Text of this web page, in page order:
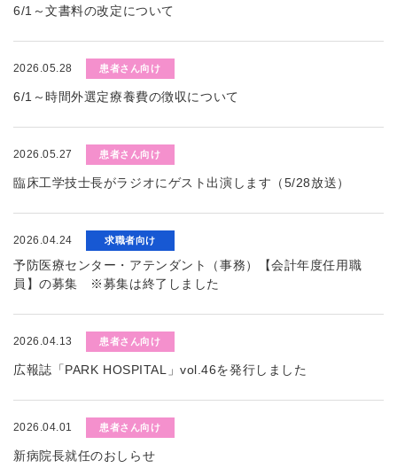
6/1～文書料の改定について
2026.05.28 患者さん向け
6/1～時間外選定療養費の徴収について
2026.05.27 患者さん向け
臨床工学技士長がラジオにゲスト出演します（5/28放送）
2026.04.24 求職者向け
予防医療センター・アテンダント（事務）【会計年度任用職
員】の募集 ※募集は終了しました
2026.04.13 患者さん向け
広報誌「PARK HOSPITAL」vol.46を発行しました
2026.04.01 患者さん向け
新病院長就任のおしらせ